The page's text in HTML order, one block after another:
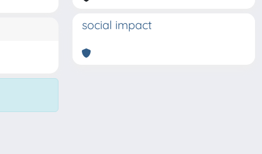
social impact